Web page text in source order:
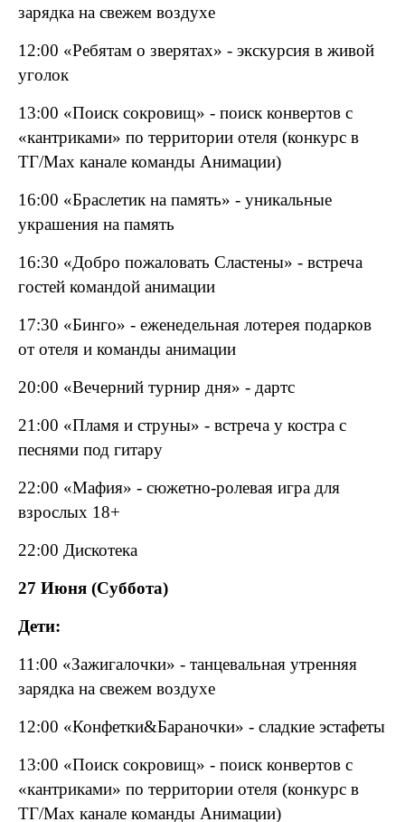
зарядка на свежем воздухе
12:00 «Ребятам о зверятах» - экскурсия в живой
уголок
13:00 «Поиск сокровищ» - поиск конвертов с
«кантриками» по территории отеля (конкурс в
ТГ/Max канале команды Анимации)
16:00 «Браслетик на память» - уникальные
украшения на память
16:30 «Добро пожаловать Сластены» - встреча
гостей командой анимации
17:30 «Бинго» - еженедельная лотерея подарков
от отеля и команды анимации
20:00 «Вечерний турнир дня» - дартс
21:00 «Пламя и струны» - встреча у костра с
песнями под гитару
22:00 «Мафия» - сюжетно-ролевая игра для
взрослых 18+
22:00 Дискотека
27 Июня (Суббота)
Дети:
11:00 «Зажигалочки» - танцевальная утренняя
зарядка на свежем воздухе
12:00 «Конфетки&Бараночки» - сладкие эстафеты
13:00 «Поиск сокровищ» - поиск конвертов с
«кантриками» по территории отеля (конкурс в
ТГ/Max канале команды Анимации)